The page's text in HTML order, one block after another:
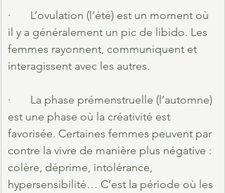
·       L’ovulation (l’été) est un moment où
il y a généralement un pic de libido. Les
femmes rayonnent, communiquent et
interagissent avec les autres.
·       La phase prémenstruelle (l’automne)
est une phase où la créativité est
favorisée. Certaines femmes peuvent par
contre la vivre de manière plus négative :
colère, déprime, intolérance,
hypersensibilité… C’est la période où les